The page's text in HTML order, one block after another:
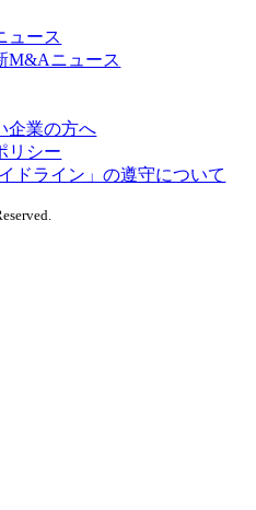
ュース
M&Aニュース
企業の方へ
リシー
ドライン」の遵守について